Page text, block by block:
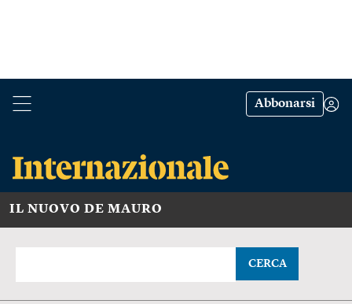
Abbonarsi
IL NUOVO DE MAURO
CERCA